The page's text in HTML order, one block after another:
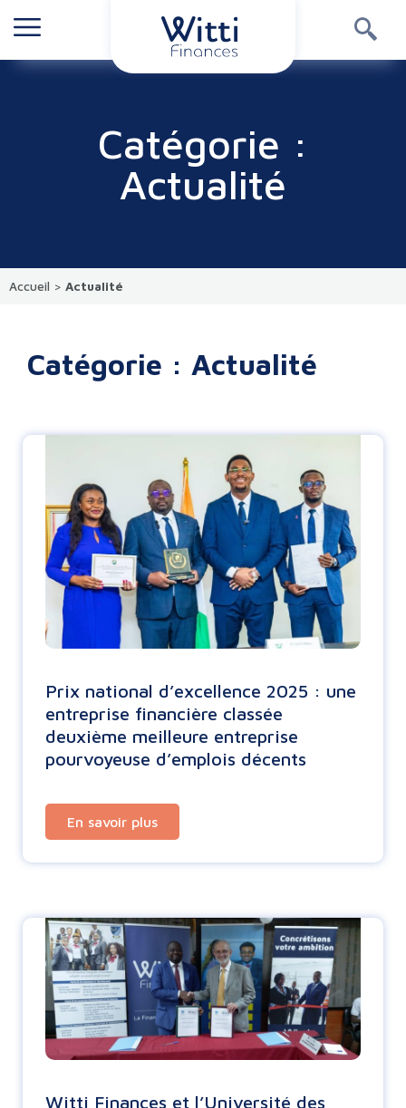
Catégorie :
Actualité
Accueil > Actualité
Catégorie : Actualité
Prix national d’excellence 2025 : une
entreprise financière classée
deuxième meilleure entreprise
pourvoyeuse d’emplois décents
En savoir plus
Witti Finances et l’Université des